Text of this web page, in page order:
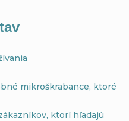
mikroškrabance, ktoré
ktorí hľadajú